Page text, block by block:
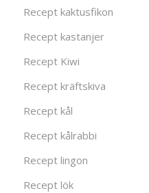
Recept kaktusfikon
Recept kastanjer
Recept Kiwi
Recept kräftskiva
Recept kål
Recept kålrabbi
Recept lingon
Recept lök